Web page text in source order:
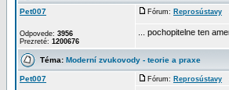
Pet007
Odpovede: 3956
Prezreté: 1200676
Fórum: Reprosústavy
... pochopitelne ten
Téma: Moderní zvukovody - teorie a praxe
Pet007 Fórum: Reprosústavy